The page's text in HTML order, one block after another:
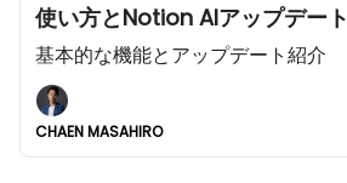
使い方とNotion AIアップデー
基本的な機能とアップデート紹介
CHAEN MASAHIRO